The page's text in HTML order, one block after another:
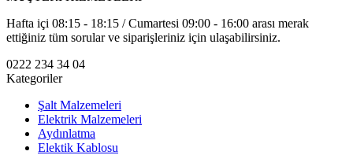
Hafta içi 08:15 - 18:15 / Cumartesi 09:00 - 16:00 arası merak
ettiğiniz tüm sorular ve siparişleriniz için ulaşabilirsiniz.
0222 234 34 04
Kategoriler
Şalt Malzemeleri
Elektrik Malzemeleri
Aydınlatma
Elektik Kablosu